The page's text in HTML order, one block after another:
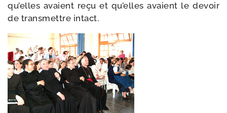
qu’elles avaient reçu et qu’elles avaient le devoir
de trans­mettre intact.